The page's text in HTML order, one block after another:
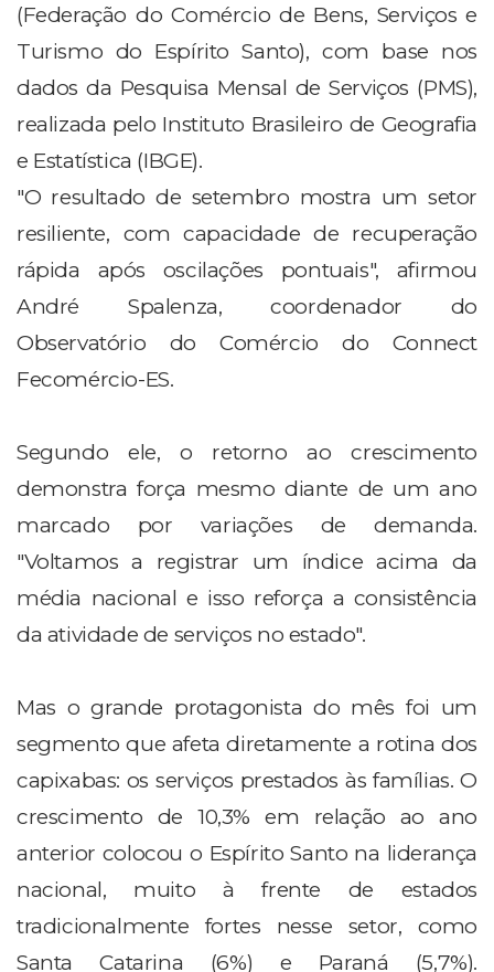
(Federação do Comércio de Bens, Serviços e
Turismo do Espírito Santo), com base nos
dados da Pesquisa Mensal de Serviços (PMS),
realizada pelo Instituto Brasileiro de Geografia
e Estatística (IBGE).
"O resultado de setembro mostra um setor
resiliente, com capacidade de recuperação
rápida após oscilações pontuais", afirmou
André Spalenza, coordenador do
Observatório do Comércio do Connect
Fecomércio-ES.
Segundo ele, o retorno ao crescimento
demonstra força mesmo diante de um ano
marcado por variações de demanda.
"Voltamos a registrar um índice acima da
média nacional e isso reforça a consistência
da atividade de serviços no estado".
Mas o grande protagonista do mês foi um
segmento que afeta diretamente a rotina dos
capixabas: os serviços prestados às famílias. O
crescimento de 10,3% em relação ao ano
anterior colocou o Espírito Santo na liderança
nacional, muito à frente de estados
tradicionalmente fortes nesse setor, como
Santa Catarina (6%) e Paraná (5,7%).